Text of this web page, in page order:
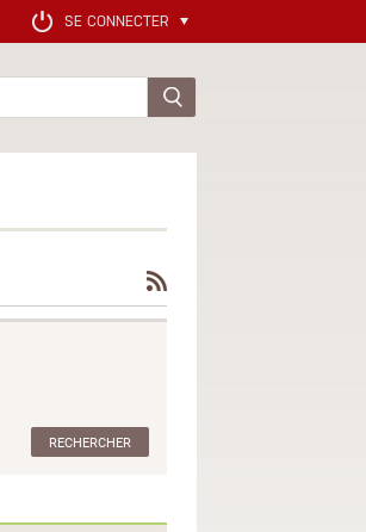
SE CONNECTER